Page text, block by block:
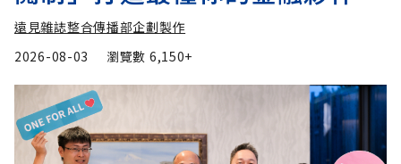
遠見雜誌整合傳播部企劃製作
2026-08-03
瀏覽數 6,150+